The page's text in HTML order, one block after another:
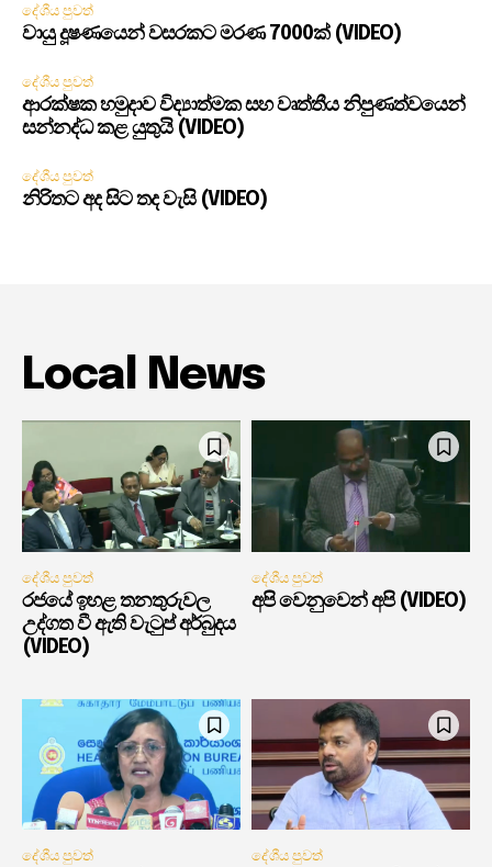
දේශීය පුවත්
වායු දූෂණයෙන් වසරකට මරණ 7000ක් (VIDEO)
දේශීය පුවත්
ආරක්ෂක හමුදාව විද්‍යාත්මක සහ වෘත්තීය නිපුණත්වයෙන්
සන්නද්ධ කළ යුතුයි (VIDEO)
දේශීය පුවත්
නිරිතට අද සිට තද වැසි (VIDEO)
Local News
දේශීය පුවත්
රජයේ ඉහළ තනතුරුවල
උද්ගත වී ඇති වැටුප් අර්බුදය
(VIDEO)
දේශීය පුවත්
අපි වෙනුවෙන් අපි (VIDEO)
දේශීය පුවත් දේශීය පුවත්